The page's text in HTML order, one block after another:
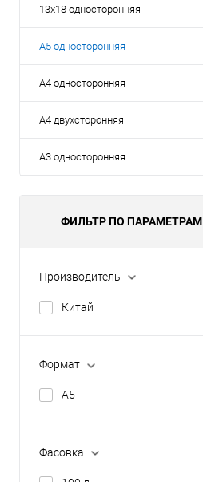
13х18 односторонняя
А5 односторонняя
А4 односторонняя
А4 двухсторонняя
А3 односторонняя
ФИЛЬТР ПО ПАРАМЕТРАМ
Производитель
Китай
Формат
А5
Фасовка